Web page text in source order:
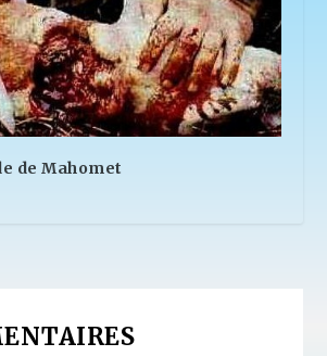
de Mahomet